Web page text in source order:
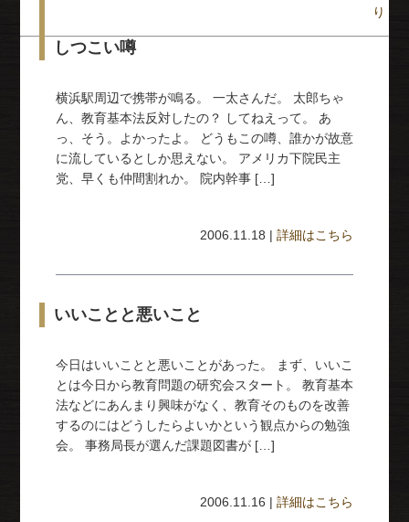
しつこい噂
横浜駅周辺で携帯が鳴る。 一太さんだ。 太郎ちゃ
ん、教育基本法反対したの？ してねえって。 あ
っ、そう。よかったよ。 どうもこの噂、誰かが故意
に流しているとしか思えない。 アメリカ下院民主
党、早くも仲間割れか。 院内幹事 […]
2006.11.18 |詳細はこちら
いいことと悪いこと
今日はいいことと悪いことがあった。 まず、いいこ
とは今日から教育問題の研究会スタート。 教育基本
法などにあんまり興味がなく、教育そのものを改善
するのにはどうしたらよいかという観点からの勉強
会。 事務局長が選んだ課題図書が […]
2006.11.16 |詳細はこちら